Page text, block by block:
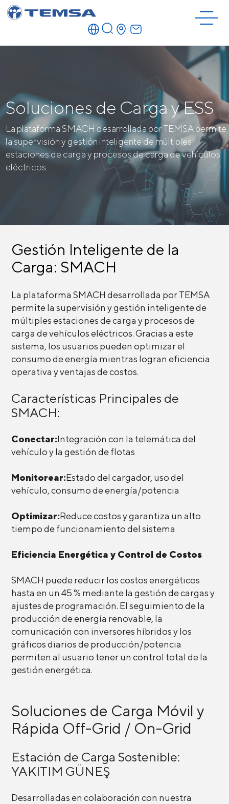
Soluciones de Carga y ESS
La plataforma SMACH desarrollada por TEMSA permite
la supervisión y gestión inteligente de múltiples
estaciones de carga y procesos de carga de vehículos
eléctricos.
Gestión Inteligente de la
Carga: SMACH
La plataforma SMACH desarrollada por TEMSA
permite la supervisión y gestión inteligente de
múltiples estaciones de carga y procesos de
carga de vehículos eléctricos. Gracias a este
sistema, los usuarios pueden optimizar el
consumo de energía mientras logran eficiencia
operativa y ventajas de costos.
Características Principales de
SMACH:
Conectar:Integración con la telemática del
vehículo y la gestión de flotas
Monitorear:Estado del cargador, uso del
vehículo, consumo de energía/potencia
Optimizar:Reduce costos y garantiza un alto
tiempo de funcionamiento del sistema
Eficiencia Energética y Control de Costos
SMACH puede reducir los costos energéticos
hasta en un 45 % mediante la gestión de cargas y
ajustes de programación. El seguimiento de la
producción de energía renovable, la
comunicación con inversores híbridos y los
gráficos diarios de producción/potencia
permiten al usuario tener un control total de la
gestión energética.
Soluciones de Carga Móvil y
Rápida Off-Grid / On-Grid
Estación de Carga Sostenible:
YAKITIM GÜNEŞ
Desarrolladas en colaboración con nuestra